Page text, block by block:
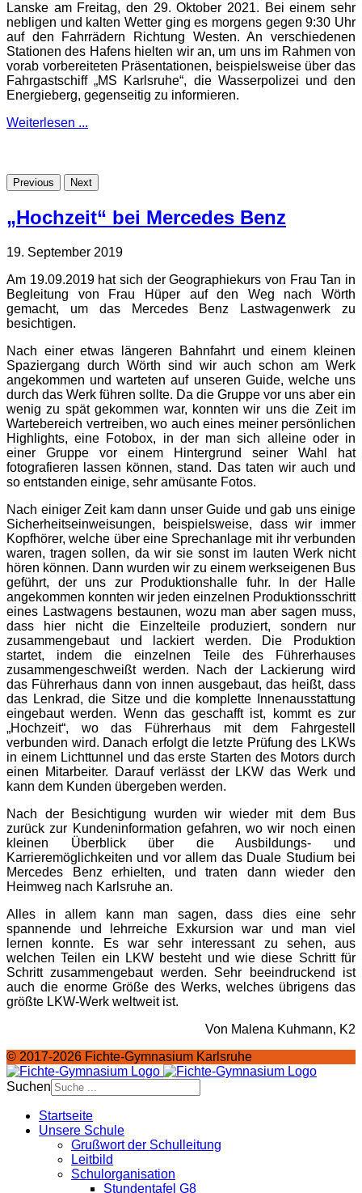
Lanske am Freitag, den 29. Oktober 2021. Bei einem sehr
nebligen und kalten Wetter ging es morgens gegen 9:30 Uhr
auf den Fahrrädern Richtung Westen. An verschiedenen
Stationen des Hafens hielten wir an, um uns im Rahmen von
vorab vorbereiteten Präsentationen, beispielsweise über das
Fahrgastschiff „MS Karlsruhe“, die Wasserpolizei und den
Energieberg, gegenseitig zu informieren.
Weiterlesen ...
Previous Next
„Hochzeit“ bei Mercedes Benz
19. September 2019
Am 19.09.2019 hat sich der Geographiekurs von Frau Tan in
Begleitung von Frau Hüper auf den Weg nach Wörth
gemacht, um das Mercedes Benz Lastwagenwerk zu
besichtigen.
Nach einer etwas längeren Bahnfahrt und einem kleinen
Spaziergang durch Wörth sind wir auch schon am Werk
angekommen und warteten auf unseren Guide, welche uns
durch das Werk führen sollte. Da die Gruppe vor uns aber ein
wenig zu spät gekommen war, konnten wir uns die Zeit im
Wartebereich vertreiben, wo auch eines meiner persönlichen
Highlights, eine Fotobox, in der man sich alleine oder in
einer Gruppe vor einem Hintergrund seiner Wahl hat
fotografieren lassen können, stand. Das taten wir auch und
so entstanden einige, sehr amüsante Fotos.
Nach einiger Zeit kam dann unser Guide und gab uns einige
Sicherheitseinweisungen, beispielsweise, dass wir immer
Kopfhörer, welche über eine Sprechanlage mit ihr verbunden
waren, tragen sollen, da wir sie sonst im lauten Werk nicht
hören können. Dann wurden wir zu einem werkseigenen Bus
geführt, der uns zur Produktionshalle fuhr. In der Halle
angekommen konnten wir jeden einzelnen Produktionsschritt
eines Lastwagens bestaunen, wozu man aber sagen muss,
dass hier nicht die Einzelteile produziert, sondern nur
zusammengebaut und lackiert werden. Die Produktion
startet, indem die einzelnen Teile des Führerhauses
zusammengeschweißt werden. Nach der Lackierung wird
das Führerhaus dann von innen ausgebaut, das heißt, dass
das Lenkrad, die Sitze und die komplette Innenausstattung
eingebaut werden. Wenn das geschafft ist, kommt es zur
„Hochzeit“, wo das Führerhaus mit dem Fahrgestell
verbunden wird. Danach erfolgt die letzte Prüfung des LKWs
in einem Lichttunnel und das erste Starten des Motors durch
einen Mitarbeiter. Darauf verlässt der LKW das Werk und
kann dem Kunden übergeben werden.
Nach der Besichtigung wurden wir wieder mit dem Bus
zurück zur Kundeninformation gefahren, wo wir noch einen
kleinen Überblick über die Ausbildungs- und
Karrieremöglichkeiten und vor allem das Duale Studium bei
Mercedes Benz erhielten, und traten dann wieder den
Heimweg nach Karlsruhe an.
Alles in allem kann man sagen, dass dies eine sehr
spannende und lehrreiche Exkursion war und man viel
lernen konnte. Es war sehr interessant zu sehen, aus
welchen Teilen ein LKW besteht und wie diese Schritt für
Schritt zusammengebaut werden. Sehr beeindruckend ist
auch die enorme Größe des Werks, welches übrigens das
größte LKW-Werk weltweit ist.
Von Malena Kuhmann, K2
© 2017-2026 Fichte-Gymnasium Karlsruhe
Suchen
Startseite
Unsere Schule
Grußwort der Schulleitung
Leitbild
Schulorganisation
Stundentafel G8